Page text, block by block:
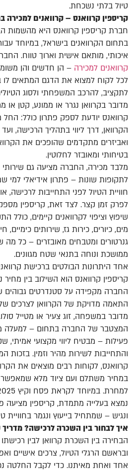
טיול בלתי נשכחת.
קריספין קרוואנס – קרוואנים למכירה
חברת קריספין קרוואנס היא מהשמות
בתחום הקרוואנים בישראל, במיוחד
איכותי, מותאם אישית וארוך טווח.
קרוואנים למכירה – הן חדשים והן
לכל לקוח למצוא את הדגם המתאים לו
לתקציב, להרכב המשפחתי ולסוג
מדובר בקרוואן נגרר או ממונע, קטן או
קרוואנס יודעת לספק פתרון כולל:
הקרוואן, דרך ליווי בתהליך הרכישה,
ואביזרים מתקדמים שהופכים את
בטיחותי ומאובזר לחלוטין.
מלבד מכירה, החברה מציעה גם שירותי
לתקופות שונות – פתרון אידיאלי למי
חוויית הטיול לפני התחייבות לרכישה,
לפרק זמן קצר. לצד זאת, קריספין
שיפוץ וציפוי לקרוואנים קיימים, כולל
מים, כיורים, כירות גז, שירותים כימיים,
גנרטורים ומטבחים מאובזרים – כל מה
ממושכת ונוחה בתנאי שטח מגוונים.
אחד היתרונות הבולטים ברכישת
קריספין קרוואנס הוא השילוב בין מחיר
החברה מקפידה על סטנדרטים גבוהים
התאמה מדויקת של הקרוואן לצרכים
מדובר במשפחה, זוג צעיר או מטייל
המצטבר של החברה בתחום – למעלה
פעילות – מבטיח ליווי מקצועי
והתחייבות לשירות מהיר וזמין. בזכות
קרוואנס, לקוחות רבים מוצאים את
במחיר משתלם ועם ציוד מלא
נמצא בעלייה מתמדת, קריספין מציעה
ונגיש – שמתחיל בייעוץ ונגמר בחוויית
איך לבחור בין השכרה לרכישה?
הבחירה בין השכרת קרוואן לבין
ובראשם הרגלי הטיול, צרכים אישיים
אחד ואחת מאיתנו. כדי לקבל החלטה